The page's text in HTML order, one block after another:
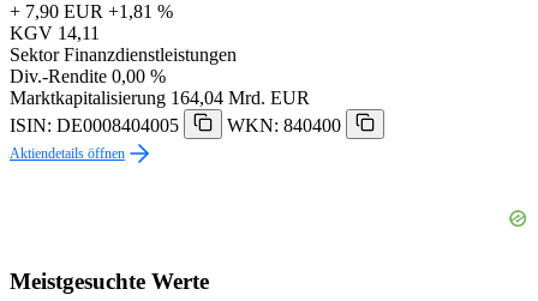
+ 7,90 EUR +1,81 %
KGV 14,11
Sektor Finanzdienstleistungen
Div.-Rendite 0,00 %
Marktkapitalisierung 164,04 Mrd. EUR
ISIN: DE0008404005
WKN: 840400
Aktiendetails öffnen
Meistgesuchte Werte